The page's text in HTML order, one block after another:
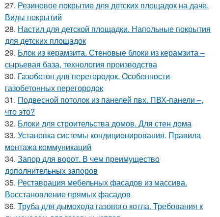
27. Резиновое покрытие для детских площадок на даче.
Виды покрытий
28. Настил для детской площадки. Напольные покрытия
для детских площадок
29. Блок из керамзита. Стеновые блоки из керамзита –
сырьевая база, технология производства
30. Газобетон для перегородок. Особенности
газобетонных перегородок
31. Подвесной потолок из панелей пвх. ПВХ-панели –,
что это?
32. Блоки для строительства домов. Для стен дома
33. Установка системы кондиционирования. Правила
монтажа коммуникаций
34. Запор для ворот. В чем преимущество
дополнительных запоров
35. Реставрация мебельных фасадов из массива.
Восстановление прямых фасадов
36. Труба для дымохода газового котла. Требования к